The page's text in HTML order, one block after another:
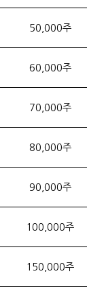
50,000주
60,000주
70,000주
80,000주
90,000주
100,000주
150,000주